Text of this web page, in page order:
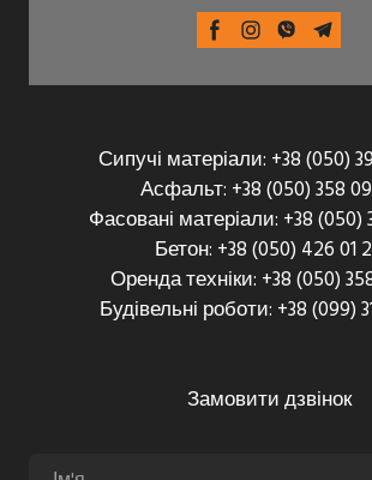
Сипучі матеріали: +38 (050)
Асфальт: +38 (050) 358
Фасовані матеріали: +38 (050)
Бетон: +38 (050) 426 01
Оренда техніки: +38 (050)
Будівельні роботи: +38 (099)
Замовити дзвінок